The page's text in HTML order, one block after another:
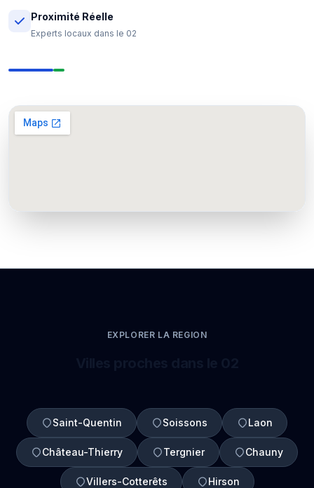
Proximité Réelle
Experts locaux dans le 02
EXPLORER LA REGION
Saint-Quentin Soissons Laon
Château-Thierry Tergnier Chauny
Villers-Cotterêts Hirson